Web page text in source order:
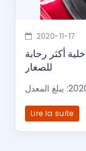
2020-11-17
أكثر رحابة
للصغار
Lire la suite